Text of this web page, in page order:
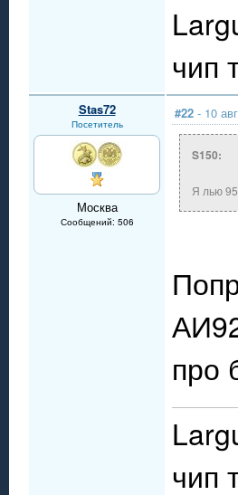
чип
Stas72
Посетитель
Москва
Сообщений: 506
#22 - 10
S150:
Я лью
про
чип